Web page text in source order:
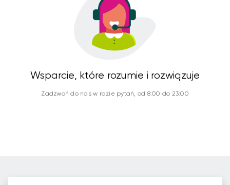
Wsparcie, które rozumie i rozwiązuje
Zadzwoń do nas w razie pytań, od 8:00 do 23:00